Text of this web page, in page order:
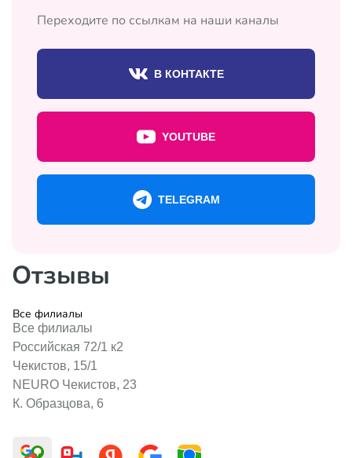
Переходите по ссылкам на наши каналы
В КОНТАКТЕ
YOUTUBE
TELEGRAM
Отзывы
Все филиалы
Все филиалы
Российская 72/1 к2
Чекистов, 15/1
NEURO Чекистов, 23
К. Образцова, 6